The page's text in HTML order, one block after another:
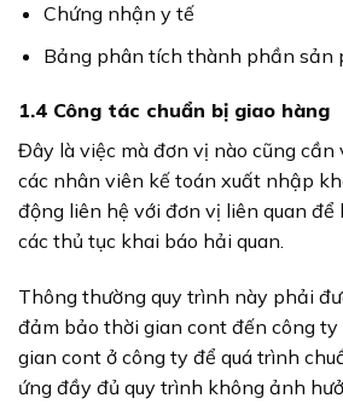
Chứng nhận y tế
Bảng phân tích thành phần sản
1.4 Công tác chuẩn bị giao hàng
Đây là việc mà đơn vị nào cũng cần
các nhân viên kế toán xuất nhập
động liên hệ với đơn vị liên quan để
các thủ tục khai báo hải quan.
Thông thường quy trình này phải
đảm bảo thời gian cont đến công
gian cont ở công ty để quá trình
ứng đầy đủ quy trình không ảnh